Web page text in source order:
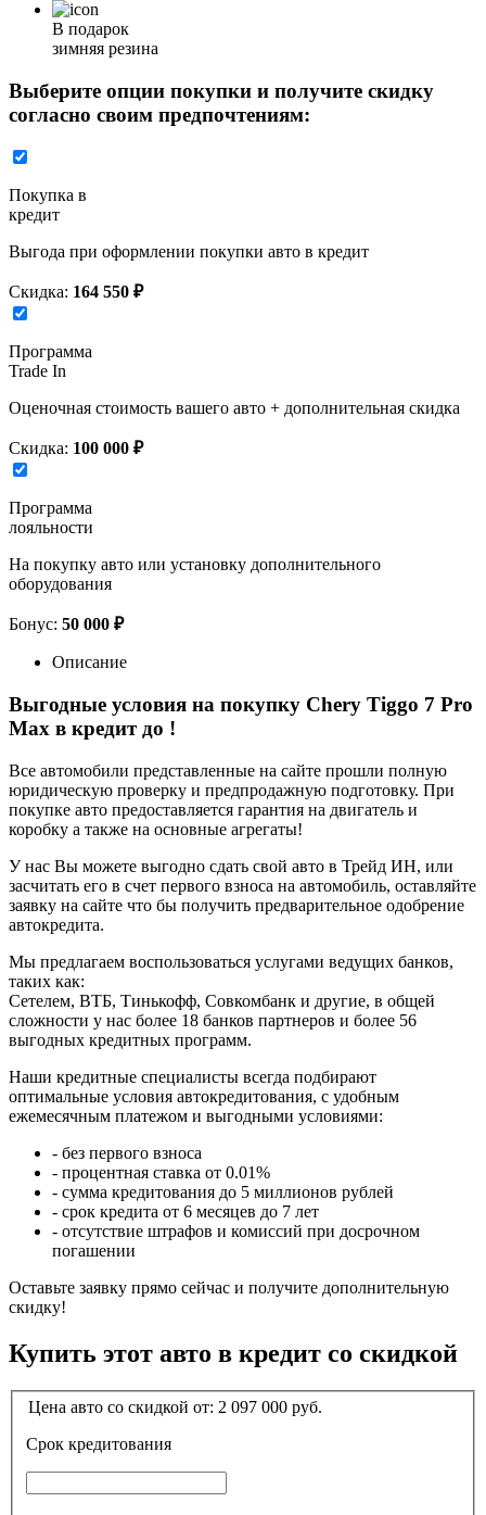
В подарок
зимняя резина
Выберите опции покупки и получите скидку
согласно своим предпочтениям:
Покупка в
кредит
Выгода при оформлении покупки авто в кредит
Скидка: 164 550 ₽
Программа
Trade In
Оценочная стоимость вашего авто + дополнительная скидка
Скидка: 100 000 ₽
Программа
лояльности
На покупку авто или установку дополнительного
оборудования
Бонус: 50 000 ₽
Описание
Выгодные условия на покупку Chery Tiggo 7 Pro
Max в кредит до !
Все автомобили представленные на сайте прошли полную
юридическую проверку и предпродажную подготовку. При
покупке авто предоставляется гарантия на двигатель и
коробку а также на основные агрегаты!
У нас Вы можете выгодно сдать свой авто в Трейд ИН, или
засчитать его в счет первого взноса на автомобиль, оставляйте
заявку на сайте что бы получить предварительное одобрение
автокредита.
Мы предлагаем воспользоваться услугами ведущих банков,
таких как:
Сетелем, ВТБ, Тинькофф, Совкомбанк и другие, в общей
сложности у нас более 18 банков партнеров и более 56
выгодных кредитных программ.
Наши кредитные специалисты всегда подбирают
оптимальные условия автокредитования, с удобным
ежемесячным платежом и выгодными условиями:
- без первого взноса
- процентная ставка от 0.01%
- сумма кредитования до 5 миллионов рублей
- срок кредита от 6 месяцев до 7 лет
- отсутствие штрафов и комиссий при досрочном
погашении
Оставьте заявку прямо сейчас и получите дополнительную
скидку!
Купить этот авто в кредит со скидкой
Цена авто со скидкой от: 2 097 000 руб.
Срок кредитования